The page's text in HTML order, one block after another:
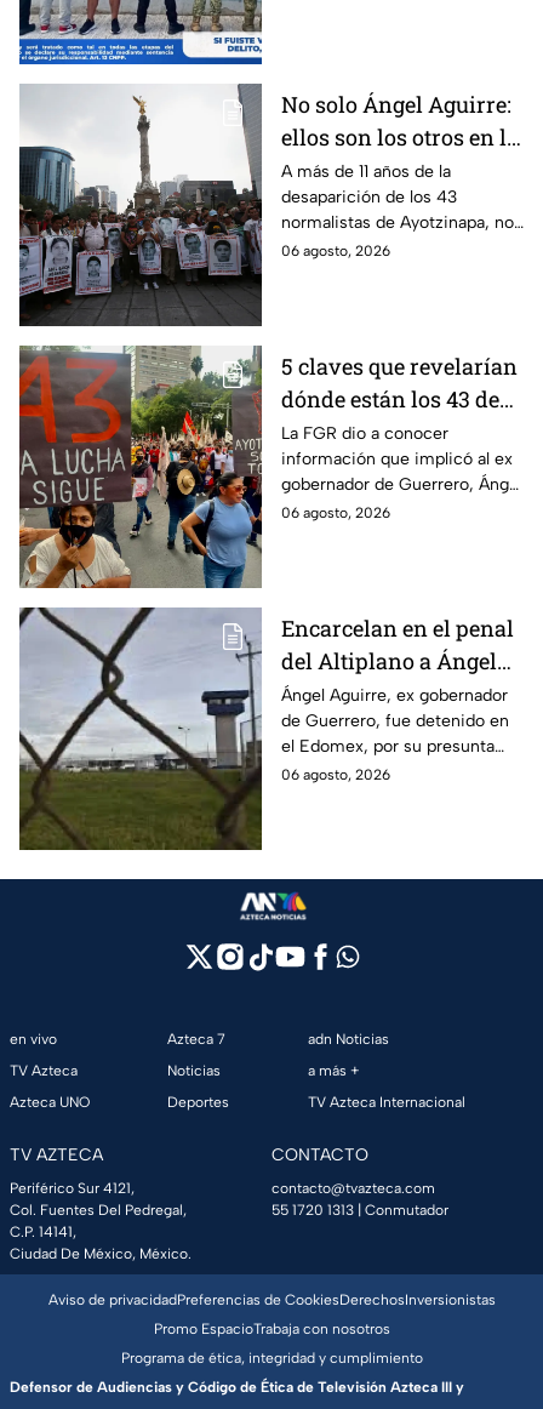
No solo Ángel Aguirre:
ellos son los otros en la
lupa por el caso
Ayotzinapa
A más de 11 años de la
desaparición de los 43
normalistas de Ayotzinapa, no
se ha conocido el paradero de
06 agosto, 2026
5 claves que revelarían
dónde están los 43 de
Ayotzinapa tras
captura de Ángel
Aguirre, ex gobernador
de Guerrero
La FGR dio a conocer
información que implicó al ex
gobernador de Guerrero, Ángel
Aguirre, quien fue detenido
06 agosto, 2026
Encarcelan en el penal
del Altiplano a Ángel
Aguirre, ex gobernador
de Guerrero por caso
Ayotzinapa
Ángel Aguirre, ex gobernador
de Guerrero, fue detenido en
el Edomex, por su presunta
participación en la
06 agosto, 2026
en vivo
TV Azteca
Azteca UNO
Azteca 7
Noticias
Deportes
adn Noticias
a más +
TV Azteca Internacional
TV AZTECA
Periférico Sur 4121,
Col. Fuentes Del Pedregal,
C.P. 14141,
Ciudad De México, México.
CONTACTO
contacto@tvazteca.com
55 1720 1313 | Conmutador
Aviso de privacidadPreferencias de CookiesDerechosInversionistas
Promo EspacioTrabaja con nosotros
Programa de ética, integridad y cumplimiento
Defensor de Audiencias y Código de Ética de Televisión Azteca III y